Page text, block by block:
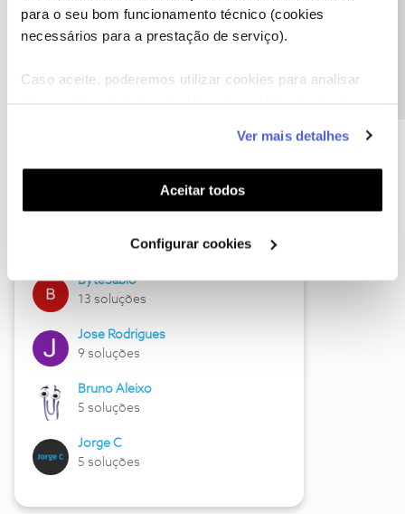
para o seu bom funcionamento técnico (cookies
necessários para a prestação de serviço).
Caso aceite, poderemos utilizar cookies para analisar
funcionalidades (cookies de personalização e
funcionalidade) e adaptar anúncios aos seus interesses
(cookies de publicidade personalizada). Pode gerir a
utilização dos cookies clicando em "Configurar
Ver mais detalhes
Aceitar todos
Configurar cookies
Hall of Fame de julho
17 soluções
ByteSábio
13 soluções
Jose Rodrigues
9 soluções
Bruno Aleixo
5 soluções
Jorge C
5 soluções